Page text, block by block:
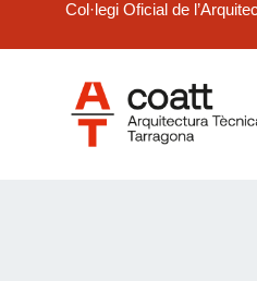
Col·legi Oficial de